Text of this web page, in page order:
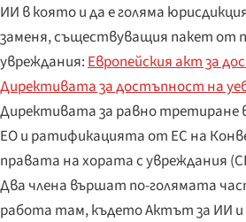
ИИ в която и да е голяма
заменя, съществуващия пакет от
увреждания: Европейския акт за
Директивата за достъпност на
Директивата за равно третиране
ЕО и ратификацията от ЕС на
правата на хората с увреждания
Два члена вършат по-голямата
работа там, където Актът за ИИ и